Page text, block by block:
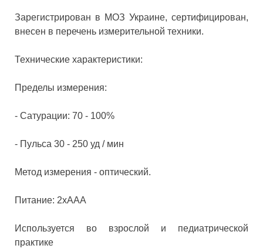
Зарегистрирован в МОЗ Украине, сертифицирован,
внесен в перечень измерительной техники.
Технические характеристики:
Пределы измерения:
- Сатурации: 70 - 100%
- Пульса 30 - 250 уд / мин
Метод измерения - оптический.
Питание: 2хAAA
Используется во взрослой и педиатрической
практикe